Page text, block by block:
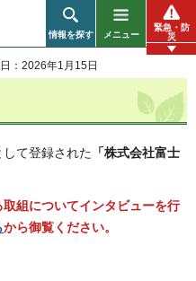
情報を探す メニュー
緊急・防
災
：2026年1月15日
して登録された 「株式会社富士
組についてインタビューを行
から御覧ください。